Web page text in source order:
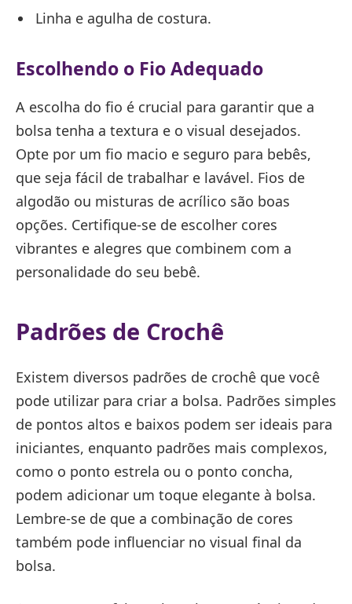
Linha e agulha de costura.
Escolhendo o Fio Adequado
A escolha do fio é crucial para garantir que a
bolsa tenha a textura e o visual desejados.
Opte por um fio macio e seguro para bebês,
que seja fácil de trabalhar e lavável. Fios de
algodão ou misturas de acrílico são boas
opções. Certifique-se de escolher cores
vibrantes e alegres que combinem com a
personalidade do seu bebê.
Padrões de Crochê
Existem diversos padrões de crochê que você
pode utilizar para criar a bolsa. Padrões simples
de pontos altos e baixos podem ser ideais para
iniciantes, enquanto padrões mais complexos,
como o ponto estrela ou o ponto concha,
podem adicionar um toque elegante à bolsa.
Lembre-se de que a combinação de cores
também pode influenciar no visual final da
bolsa.